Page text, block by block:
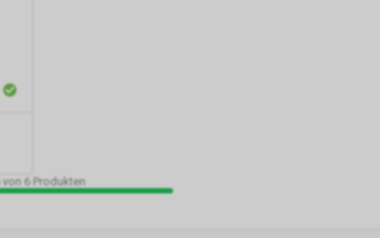
von 6Produkten